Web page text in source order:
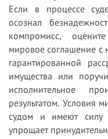
Если в процессе
осознал
компромисс,
мировое соглашение с
гарантированной
имущества или
исполнительное
результатом. Условия
судом и имеют силу
упрощает